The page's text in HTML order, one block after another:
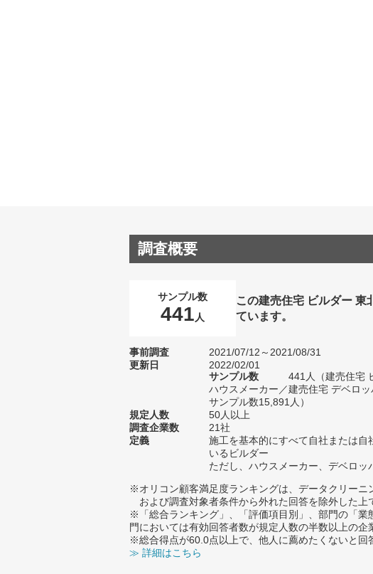
調査概要
サンプル数
441 人
この建売住宅 ビルダー
ています。
事前調査
2021/07/12～2021/08/31
更新日
2022/02/01
サンプル数
441人（建売住宅
ハウスメーカー／建売住宅 デベロ
サンプル数15,891人）
規定人数
50人以上
調査企業数
21社
定義
施工を基本的にすべて自社または自
いるビルダー
ただし、ハウスメーカー、デベロッ
※オリコン顧客満足度ランキングは、データクリーニ
および調査対象者条件から外れた回答を除外した上
※「総合ランキング」、「評価項目別」、部門の「
門においては有効回答者数が規定人数の半数以上の企
※総合得点が60.0点以上で、他人に薦めたくないと回
≫ 詳細はこちら